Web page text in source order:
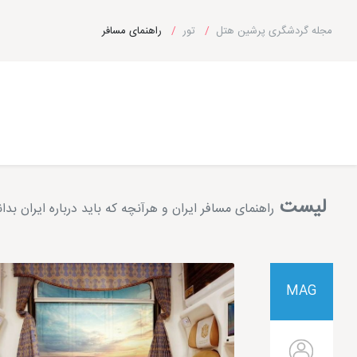
مجله گردشگری پرشین هتل تور راهنمای مسافر
لیست راهنمای مسافر ایران و هرآنچه که باید درباره ایران
MAG